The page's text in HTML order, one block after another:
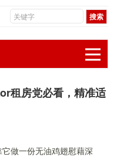
租房党必看，精准适
做一份无油鸡翅慰藉深